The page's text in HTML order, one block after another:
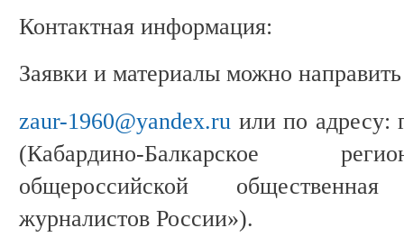
Контактная информация:
Заявки и материалы можно
zaur-1960@yandex.ru или по адресу:
(Кабардино-Балкарское
общероссийской
журналистов России»).